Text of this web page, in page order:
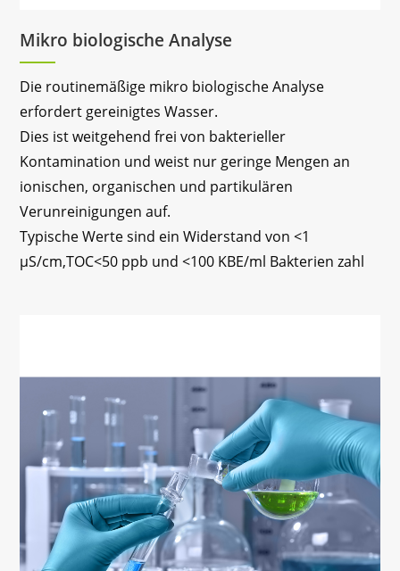
Mikro biologische Analyse
Die routinemäßige mikro biologische Analyse
erfordert gereinigtes Wasser.
Dies ist weitgehend frei von bakterieller
Kontamination und weist nur geringe Mengen an
ionischen, organischen und partikulären
Verunreinigungen auf.
Typische Werte sind ein Widerstand von <1
μS/cm,TOC<50 ppb und <100 KBE/ml Bakterien zahl